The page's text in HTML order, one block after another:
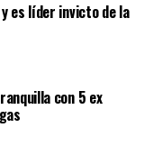
es líder invicto de la
con 5 ex